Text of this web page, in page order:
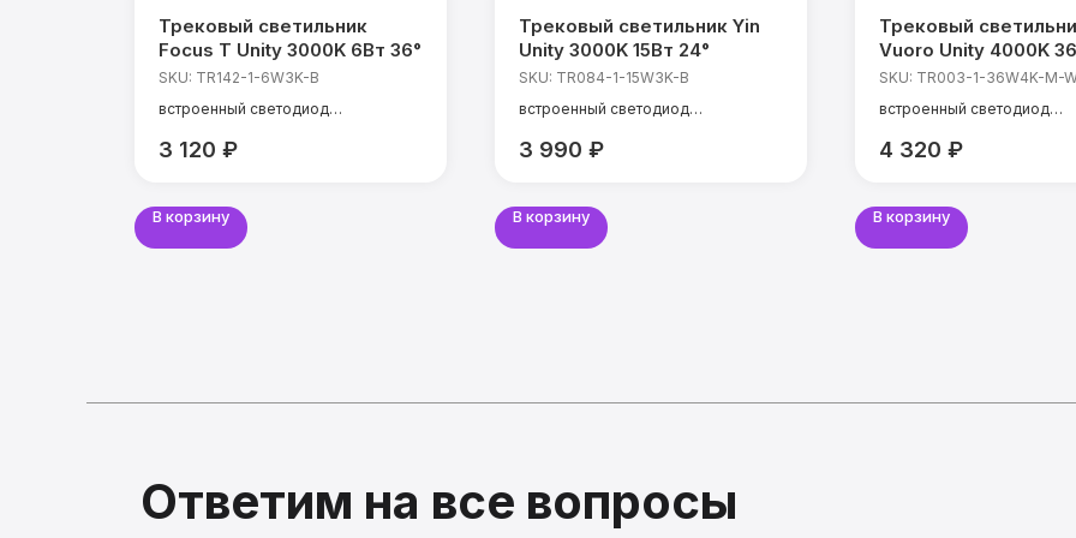
Трековый светильник
Focus T Unity 3000K 6Вт 36°
SKU: TR142-1-6W3K-B
встроенный светодиод
температура света: 3000 К
3 120 ₽
В корзину
Трековый светильник Yin
Unity 3000K 15Вт 24°
SKU: TR084-1-15W3K-B
встроенный светодиод
температура света: 3000 К
3 990 ₽
В корзину
Трековый
Vuoro Unity 4000K
SKU: TR003-1-36W4K-M-
встроенный светодиод
температура света: 4000 К
4 320 ₽
В корзину
Ответим на все вопросы